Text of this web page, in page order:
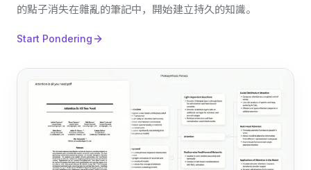
的點子消失在雜亂的筆記中，開始建立持久的知識。
Start Pondering